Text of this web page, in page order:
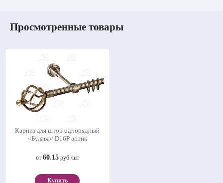
Просмотренные товары
Карниз для штор однорядный
«Булава» D16Р антик
от 60.15руб./шт
Купить